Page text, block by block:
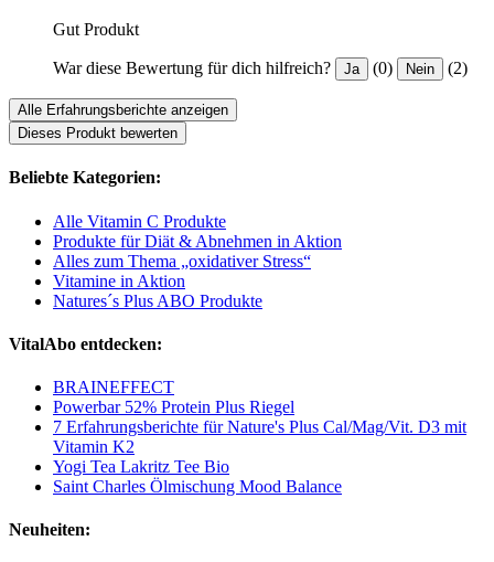
Gut Produkt
War diese Bewertung für dich hilfreich? Ja (0) Nein (2)
Alle Erfahrungsberichte anzeigen
Dieses Produkt bewerten
Beliebte Kategorien:
Alle Vitamin C Produkte
Produkte für Diät & Abnehmen in Aktion
Alles zum Thema „oxidativer Stress“
Vitamine in Aktion
Natures´s Plus ABO Produkte
VitalAbo entdecken:
BRAINEFFECT
Powerbar 52% Protein Plus Riegel
7 Erfahrungsberichte für Nature's Plus Cal/Mag/Vit. D3 mit
Vitamin K2
Yogi Tea Lakritz Tee Bio
Saint Charles Ölmischung Mood Balance
Neuheiten: